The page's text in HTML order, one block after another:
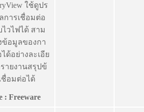
ใช้ดูปร
การเชื่อมต่อ
วไฟได้ สาม
ข้อมูลของกา
ด้อย่างละเอีย
ายงานสรุปข้
ชื่อมต่อได้
: Freeware